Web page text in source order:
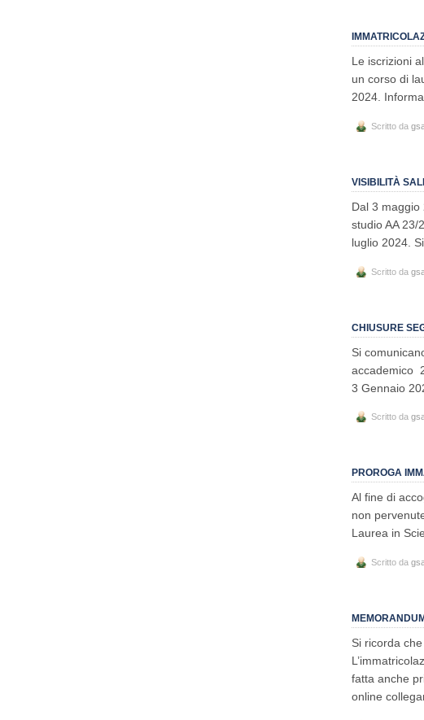
Le iscrizioni
un corso di
2024.
Scritto da
VISIBILITÀ
Dal 3 maggio
studio AA 23/
luglio 2024.
Scritto da
CHIUSURE
Si
accademico
3 Gennaio
Scritto da
PROROGA
Al fine di
non
Laurea in
Scritto da
Si ricorda
fatta anche
online